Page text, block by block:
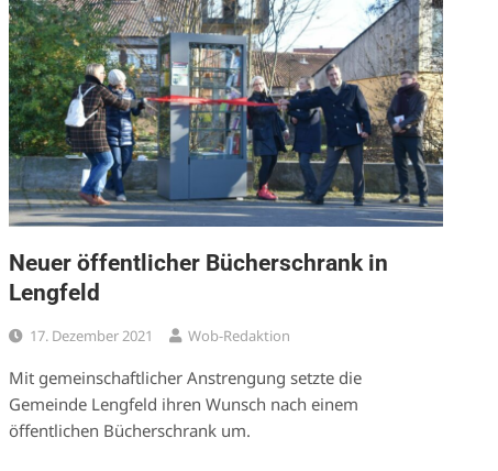
Neuer öffentlicher Bücherschrank in
Lengfeld
17. Dezember 2021 Wob-Redaktion
Mit gemeinschaftlicher Anstrengung setzte die
Gemeinde Lengfeld ihren Wunsch nach einem
öffentlichen Bücherschrank um.